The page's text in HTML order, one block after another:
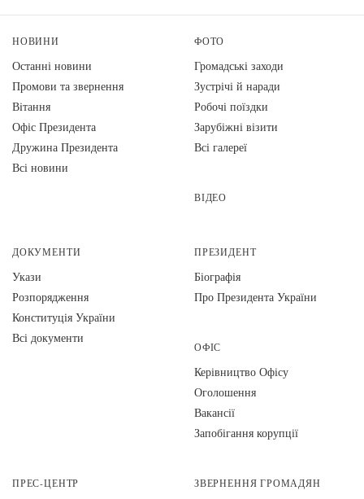
НОВИНИ
Останні новини
Промови та звернення
Вiтання
Офіс Президента
Дружина Президента
Всі новини
ФОТО
Громадські заходи
Зустрічі й наради
Робочі поїздки
Зарубіжні візити
Всі галереї
ВІДЕО
ДОКУМЕНТИ
Укази
Розпорядження
Конституція України
Всі документи
ПРЕЗИДЕНТ
Біографія
Про Президента України
ОФІС
Керівництво Офісу
Оголошення
Вакансії
Запобігання корупції
ПРЕС-ЦЕНТР ЗВЕРНЕННЯ ГРОМАДЯН